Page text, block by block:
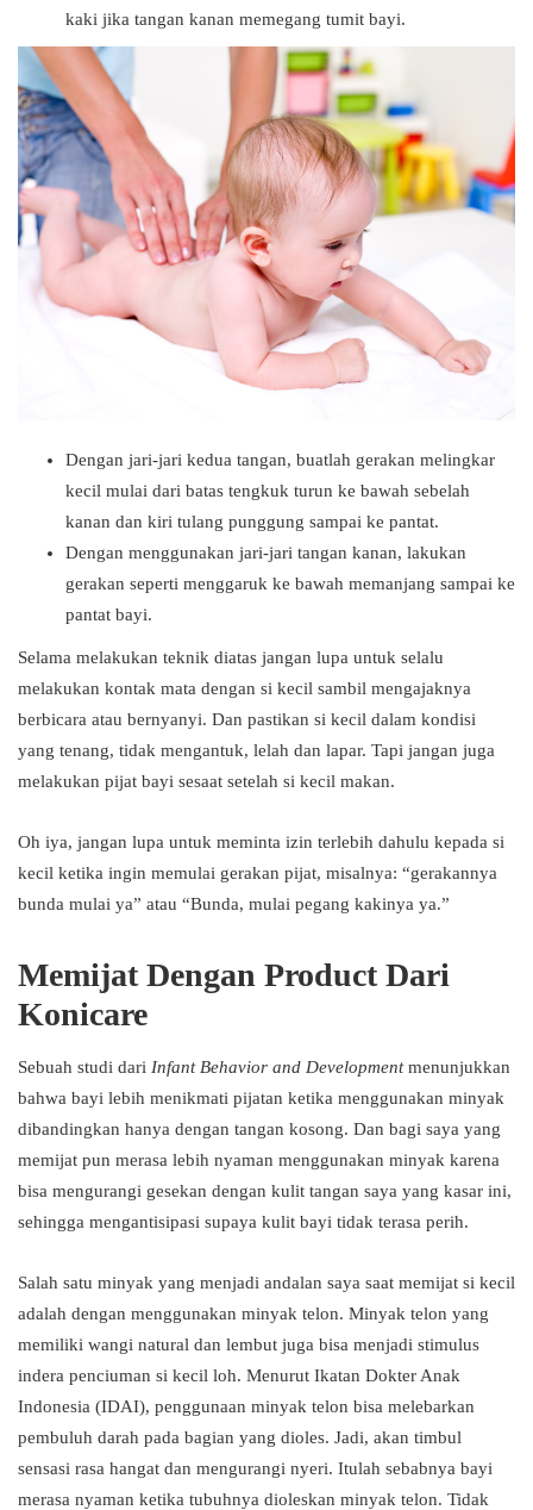
kaki jika tangan kanan memegang tumit bayi.
Dengan jari-jari kedua tangan, buatlah gerakan melingkar
kecil mulai dari batas tengkuk turun ke bawah sebelah
kanan dan kiri tulang punggung sampai ke pantat.
Dengan menggunakan jari-jari tangan kanan, lakukan
gerakan seperti menggaruk ke bawah memanjang sampai ke
pantat bayi.
Selama melakukan teknik diatas jangan lupa untuk selalu
melakukan kontak mata dengan si kecil sambil mengajaknya
berbicara atau bernyanyi. Dan pastikan si kecil dalam kondisi
yang tenang, tidak mengantuk, lelah dan lapar. Tapi jangan juga
melakukan pijat bayi sesaat setelah si kecil makan.
Oh iya, jangan lupa untuk meminta izin terlebih dahulu kepada si
kecil ketika ingin memulai gerakan pijat, misalnya: “gerakannya
bunda mulai ya” atau “Bunda, mulai pegang kakinya ya.”
Memijat Dengan Product Dari
Konicare
Sebuah studi dari Infant Behavior and Developmentmenunjukkan
bahwa bayi lebih menikmati pijatan ketika menggunakan minyak
dibandingkan hanya dengan tangan kosong. Dan bagi saya yang
memijat pun merasa lebih nyaman menggunakan minyak karena
bisa mengurangi gesekan dengan kulit tangan saya yang kasar ini,
sehingga mengantisipasi supaya kulit bayi tidak terasa perih.
Salah satu minyak yang menjadi andalan saya saat memijat si kecil
adalah dengan menggunakan minyak telon. Minyak telon yang
memiliki wangi natural dan lembut juga bisa menjadi stimulus
indera penciuman si kecil loh. Menurut Ikatan Dokter Anak
Indonesia (IDAI), penggunaan minyak telon bisa melebarkan
pembuluh darah pada bagian yang dioles. Jadi, akan timbul
sensasi rasa hangat dan mengurangi nyeri. Itulah sebabnya bayi
merasa nyaman ketika tubuhnya dioleskan minyak telon. Tidak